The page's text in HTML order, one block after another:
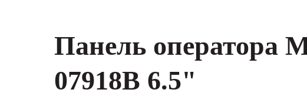
Панель оператора
07918B 6.5"